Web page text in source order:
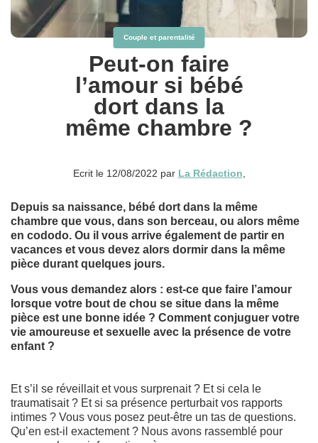
Couple et parentalité
Peut-on faire
l’amour si bébé
dort dans la
même chambre ?
Ecrit le 12/08/2022 par La Rédaction
Depuis sa naissance, bébé dort dans la même
chambre que vous, dans son berceau, ou alors même
en cododo. Ou il vous arrive également de partir en
vacances et vous devez alors dormir dans la même
pièce durant quelques jours.
Vous vous demandez alors : est-ce que faire l’amour
lorsque votre bout de chou se situe dans la même
pièce est une bonne idée ? Comment conjuguer votre
vie amoureuse et sexuelle avec la présence de votre
enfant ?
Et s’il se réveillait et vous surprenait ? Et si cela le
traumatisait ? Et si sa présence perturbait vos rapports
intimes ? Vous vous posez peut-être un tas de questions.
Qu’en est-il exactement ? Nous avons rassemblé pour